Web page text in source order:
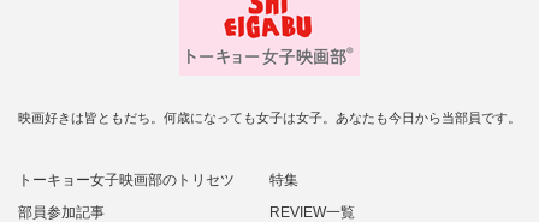
映画好きは皆ともだち。何歳になっても女子は女子。あなたも今日から当部員です。
トーキョー女子映画部のトリセツ
特集
部員参加記事
REVIEW一覧